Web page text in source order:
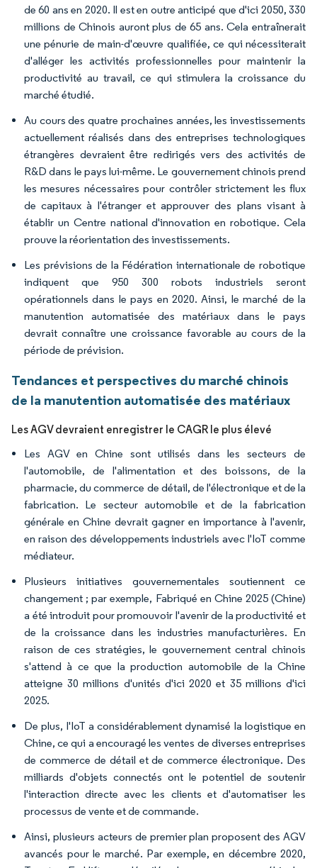
de 60 ans en 2020. Il est en outre anticipé que d'ici 2050, 330
millions de Chinois auront plus de 65 ans. Cela entraînerait
une pénurie de main-d'œuvre qualifiée, ce qui nécessiterait
d'alléger les activités professionnelles pour maintenir la
productivité au travail, ce qui stimulera la croissance du
marché étudié.
Au cours des quatre prochaines années, les investissements
actuellement réalisés dans des entreprises technologiques
étrangères devraient être redirigés vers des activités de
R&D dans le pays lui-même. Le gouvernement chinois prend
les mesures nécessaires pour contrôler strictement les flux
de capitaux à l'étranger et approuver des plans visant à
établir un Centre national d'innovation en robotique. Cela
prouve la réorientation des investissements.
Les prévisions de la Fédération internationale de robotique
indiquent que 950 300 robots industriels seront
opérationnels dans le pays en 2020. Ainsi, le marché de la
manutention automatisée des matériaux dans le pays
devrait connaître une croissance favorable au cours de la
période de prévision.
Tendances et perspectives du marché chinois
de la manutention automatisée des matériaux
Les AGV devraient enregistrer le CAGR le plus élevé
Les AGV en Chine sont utilisés dans les secteurs de
l'automobile, de l'alimentation et des boissons, de la
pharmacie, du commerce de détail, de l'électronique et de la
fabrication. Le secteur automobile et de la fabrication
générale en Chine devrait gagner en importance à l'avenir,
en raison des développements industriels avec l'IoT comme
médiateur.
Plusieurs initiatives gouvernementales soutiennent ce
changement ; par exemple, Fabriqué en Chine 2025 (Chine)
a été introduit pour promouvoir l'avenir de la productivité et
de la croissance dans les industries manufacturières. En
raison de ces stratégies, le gouvernement central chinois
s'attend à ce que la production automobile de la Chine
atteigne 30 millions d'unités d'ici 2020 et 35 millions d'ici
2025.
De plus, l'IoT a considérablement dynamisé la logistique en
Chine, ce qui a encouragé les ventes de diverses entreprises
de commerce de détail et de commerce électronique. Des
milliards d'objets connectés ont le potentiel de soutenir
l'interaction directe avec les clients et d'automatiser les
processus de vente et de commande.
Ainsi, plusieurs acteurs de premier plan proposent des AGV
avancés pour le marché. Par exemple, en décembre 2020,